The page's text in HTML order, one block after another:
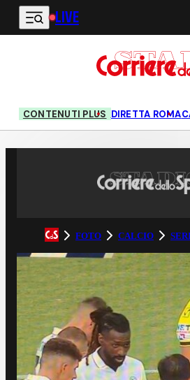
Vai al contenuto principale
LIVE
CONTENUTI PLUS DIRETTA ROMA
FOTO CALCIO